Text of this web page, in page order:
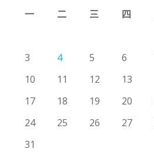
一
二 三 四
3
4 5 6
10
11 12 13
17
18 19 20
24
25 26 27
31